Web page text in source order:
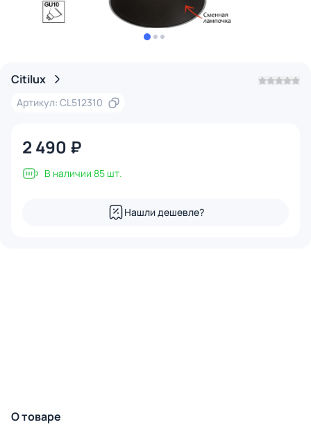
Citilux
Артикул: CL512310
2 490 ₽
В наличии 85 шт.
Нашли дешевле?
О товаре